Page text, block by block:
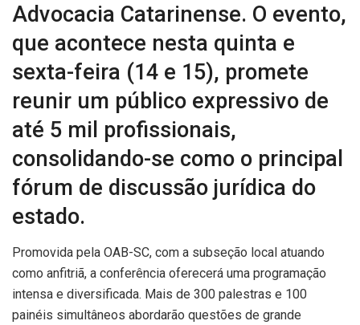
Advocacia Catarinense. O evento,
que acontece nesta quinta e
sexta-feira (14 e 15), promete
reunir um público expressivo de
até 5 mil profissionais,
consolidando-se como o principal
fórum de discussão jurídica do
estado.
Promovida pela OAB-SC, com a subseção local atuando
como anfitriã, a conferência oferecerá uma programação
intensa e diversificada. Mais de 300 palestras e 100
painéis simultâneos abordarão questões de grande